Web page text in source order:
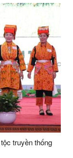
truyền thống